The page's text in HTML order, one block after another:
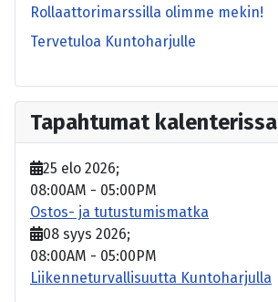
Rollaattorimarssilla olimme mekin!
Tervetuloa Kuntoharjulle
Tapahtumat kalenterissa
25 elo 2026;
08:00AM - 05:00PM
Ostos- ja tutustumismatka
08 syys 2026;
08:00AM - 05:00PM
Liikenneturvallisuutta Kuntoharjulla